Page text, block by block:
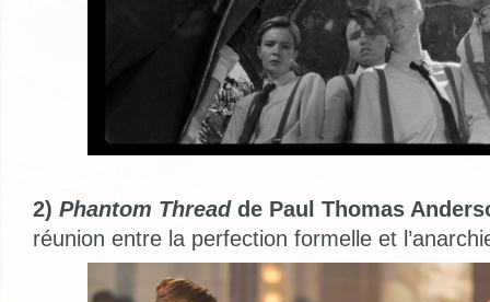
2) Phantom Threadde Paul Thomas
réunion entre la perfection formelle et